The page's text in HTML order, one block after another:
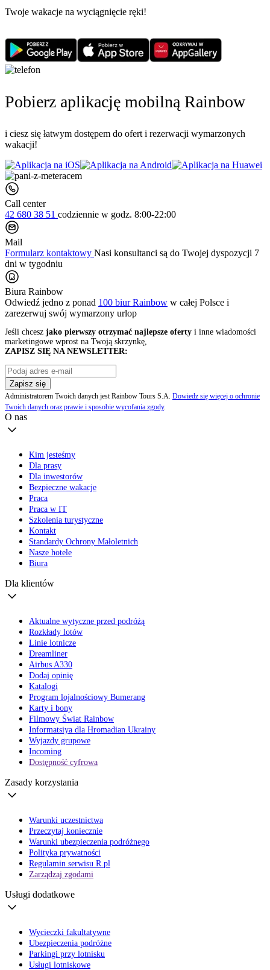
Twoje wakacje na wyciągnięcie ręki!
Pobierz aplikację mobilną Rainbow
i ciesz się łatwym dostępem do ofert i rezerwacji wymarzonych
wakacji!
Call center
42 680 38 51 codziennie w godz. 8:00-22:00
Mail
Formularz kontaktowy Nasi konsultanci są do Twojej dyspozycji 7
dni w tygodniu
Biura Rainbow
Odwiedź jedno z ponad 100 biur Rainbow w całej Polsce i
zarezerwuj swój wymarzony urlop
Jeśli chcesz jako pierwszy otrzymać najlepsze oferty i inne wiadomości
marketingowe wprost na Twoją skrzynkę,
ZAPISZ SIĘ NA NEWSLETTER:
Zapisz się
Administratorem Twoich danych jest Rainbow Tours S.A. Dowiedz się więcej o ochronie
Twoich danych oraz prawie i sposobie wycofania zgody.
O nas
Kim jesteśmy
Dla prasy
Dla inwestorów
Bezpieczne wakacje
Praca
Praca w IT
Szkolenia turystyczne
Kontakt
Standardy Ochrony Małoletnich
Nasze hotele
Biura
Dla klientów
Aktualne wytyczne przed podróżą
Rozkłady lotów
Linie lotnicze
Dreamliner
Airbus A330
Dodaj opinię
Katalogi
Program lojalnościowy Bumerang
Karty i bony
Filmowy Świat Rainbow
Informatsiya dla Hromadian Ukrainy
Wyjazdy grupowe
Incoming
Dostępność cyfrowa
Zasady korzystania
Warunki uczestnictwa
Przeczytaj koniecznie
Warunki ubezpieczenia podróżnego
Polityka prywatności
Regulamin serwisu R.pl
Zarządzaj zgodami
Usługi dodatkowe
Wycieczki fakultatywne
Ubezpieczenia podróżne
Parkingi przy lotnisku
Usługi lotniskowe